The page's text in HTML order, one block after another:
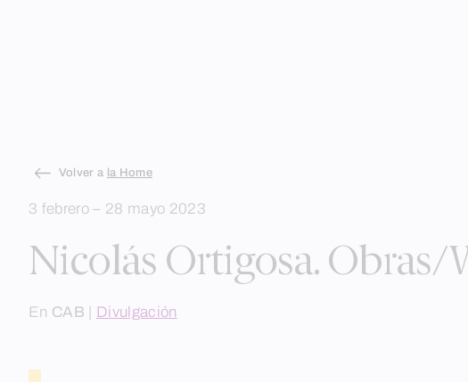
content
Volver a la Home
3 febrero – 28 mayo 2023
Nicolás Ortigosa.
En CAB Divulgación